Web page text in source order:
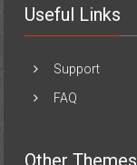
Useful Links
Support
FAQ
Other Themes